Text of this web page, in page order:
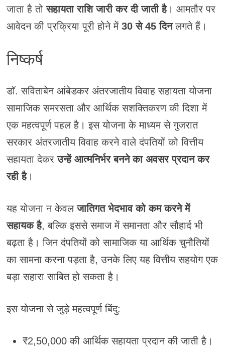
जाता है तोसहायता राशि जारी कर दी जाती है। आमतौर पर
आवेदन की प्रक्रिया पूरी होने में 30 से 45 दिनलगते हैं।
निष्कर्ष
डॉ. सविताबेन आंबेडकर अंतरजातीय विवाह सहायता योजना
सामाजिक समरसता और आर्थिक सशक्तिकरण की दिशा में
एक महत्वपूर्ण पहल है। इस योजना के माध्यम से गुजरात
सरकार अंतरजातीय विवाह करने वाले दंपतियों को वित्तीय
सहायता देकरउन्हें आत्मनिर्भर बनने का अवसर प्रदान कर
रही है।
यह योजना न केवलजातिगत भेदभाव को कम करने में
सहायक है, बल्कि इससे समाज में समानता और सौहार्द भी
बढ़ता है। जिन दंपतियों को सामाजिक या आर्थिक चुनौतियों
का सामना करना पड़ता है, उनके लिए यह वित्तीय सहयोग एक
बड़ा सहारा साबित हो सकता है।
इस योजना से जुड़े महत्वपूर्ण बिंदु:
₹2,50,000 की आर्थिक सहायता प्रदान की जाती है।